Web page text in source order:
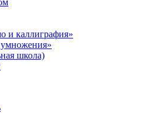
и каллиграфия»
умножения»
школа)